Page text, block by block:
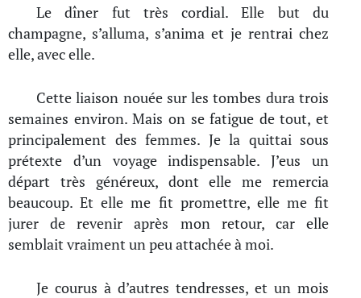
Le dîner fut très cordial. Elle but du
champagne, s’alluma, s’anima et je rentrai chez
elle, avec elle.
Cette liaison nouée sur les tombes dura trois
semaines environ. Mais on se fatigue de tout, et
principalement des femmes. Je la quittai sous
prétexte d’un voyage indispensable. J’eus un
départ très généreux, dont elle me remercia
beaucoup. Et elle me fit promettre, elle me fit
jurer de revenir après mon retour, car elle
semblait vraiment un peu attachée à moi.
Je courus à d’autres tendresses, et un mois